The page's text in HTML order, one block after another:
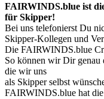
FAIRWINDS.blue ist
für Skipper!
Bei uns telefonierst Du
Skipper-Kollegen und
Die FAIRWINDS.blue
So können wir Dir genau
die wir uns
als Skipper selbst
FAIRWINDS.blue hat